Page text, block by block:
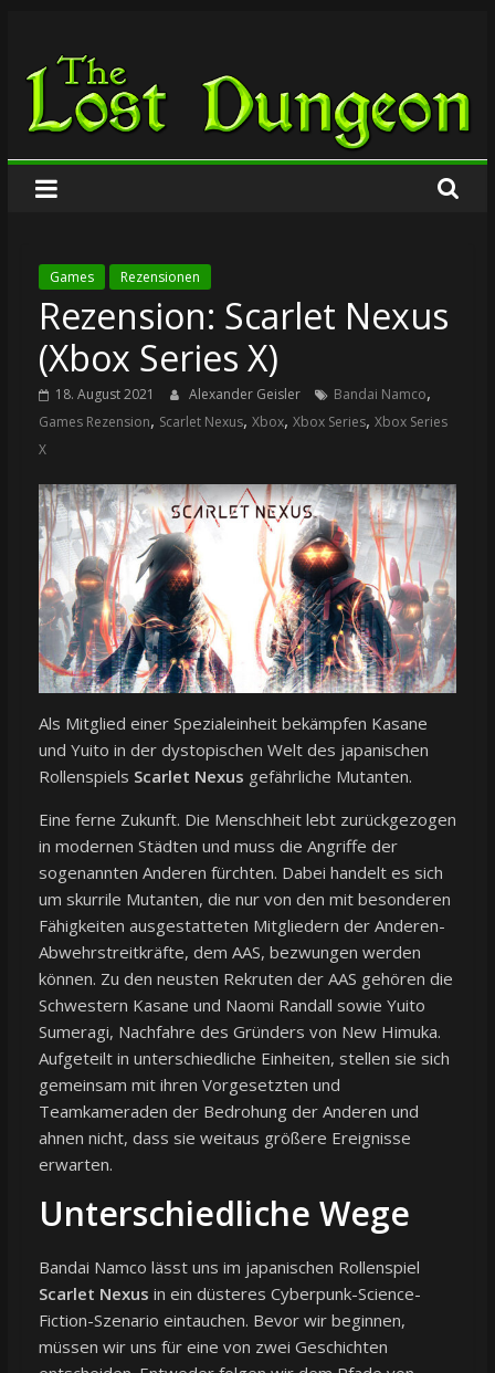
springen
The
Lost
Dungeon
Games Rezensionen
Rezension: Scarlet Nexus
(Xbox Series X)
18. August 2021 Alexander Geisler Bandai Namco,
Games Rezension, Scarlet Nexus, Xbox, Xbox Series, Xbox Series
X
Als Mitglied einer Spezialeinheit bekämpfen Kasane
und Yuito in der dystopischen Welt des japanischen
Rollenspiels Scarlet Nexus gefährliche Mutanten.
Eine ferne Zukunft. Die Menschheit lebt zurückgezogen
in modernen Städten und muss die Angriffe der
sogenannten Anderen fürchten. Dabei handelt es sich
um skurrile Mutanten, die nur von den mit besonderen
Fähigkeiten ausgestatteten Mitgliedern der Anderen-
Abwehrstreitkräfte, dem AAS, bezwungen werden
können. Zu den neusten Rekruten der AAS gehören die
Schwestern Kasane und Naomi Randall sowie Yuito
Sumeragi, Nachfahre des Gründers von New Himuka.
Aufgeteilt in unterschiedliche Einheiten, stellen sie sich
gemeinsam mit ihren Vorgesetzten und
Teamkameraden der Bedrohung der Anderen und
ahnen nicht, dass sie weitaus größere Ereignisse
erwarten.
Unterschiedliche Wege
Bandai Namco lässt uns im japanischen Rollenspiel
Scarlet Nexus in ein düsteres Cyberpunk-Science-
Fiction-Szenario eintauchen. Bevor wir beginnen,
müssen wir uns für eine von zwei Geschichten